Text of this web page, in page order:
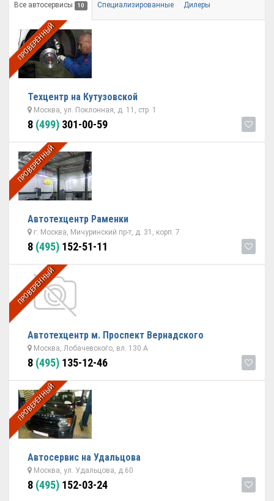
Все автосервисы 10 Специализированные Дилеры
ПРОВЕРЕННЫЙ
Техцентр на Кутузовской
Москва, ул. Поклонная, д. 11, стр. 1
8 (499) 301-00-59
ПРОВЕРЕННЫЙ
Автотехцентр Раменки
г. Москва, Мичуринский пр-т, д. 31, корп. 7
8 (495) 152-51-11
ПРОВЕРЕННЫЙ
Автотехцентр м. Проспект Вернадского
Москва, Лобачевского, вл. 130 А
8 (495) 135-12-46
ПРОВЕРЕННЫЙ
Автосервис на Удальцова
Москва, ул. Удальцова, д.60
8 (495) 152-03-24